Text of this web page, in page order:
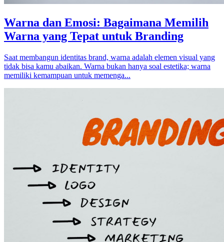
Warna dan Emosi: Bagaimana Memilih
Warna yang Tepat untuk Branding
Saat membangun identitas brand, warna adalah elemen visual yang
tidak bisa kamu abaikan. Warna bukan hanya soal estetika; warna
memiliki kemampuan untuk memenga...